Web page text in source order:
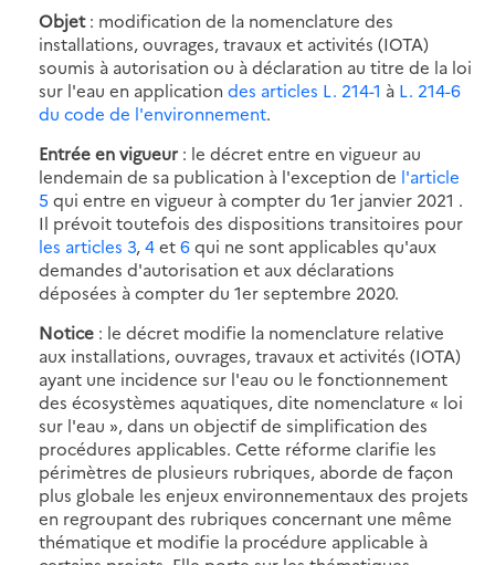
Objet: modification de la nomenclature des
installations, ouvrages, travaux et activités (IOTA)
soumis à autorisation ou à déclaration au titre de la loi
sur l'eau en application des articles L. 214-1 à L. 214-6
du code de l'environnement.
Entrée en vigueur : le décret entre en vigueur au
lendemain de sa publication à l'exception de l'article
5 qui entre en vigueur à compter du 1er janvier 2021 .
Il prévoit toutefois des dispositions transitoires pour
les articles 3,4et6qui ne sont applicables qu'aux
demandes d'autorisation et aux déclarations
déposées à compter du 1er septembre 2020.
Notice : le décret modifie la nomenclature relative
aux installations, ouvrages, travaux et activités (IOTA)
ayant une incidence sur l'eau ou le fonctionnement
des écosystèmes aquatiques, dite nomenclature « loi
sur l'eau », dans un objectif de simplification des
procédures applicables. Cette réforme clarifie les
périmètres de plusieurs rubriques, aborde de façon
plus globale les enjeux environnementaux des projets
en regroupant des rubriques concernant une même
thématique et modifie la procédure applicable à